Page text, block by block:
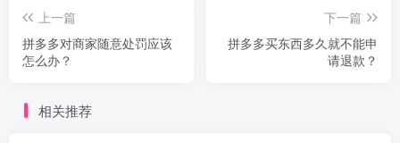
上一篇
拼多多对商家随意处罚应该
怎么办？
下一篇
拼多多买东西多久就不能申
请退款？
相关推荐